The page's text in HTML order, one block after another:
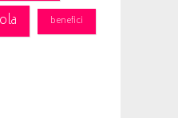
benefici